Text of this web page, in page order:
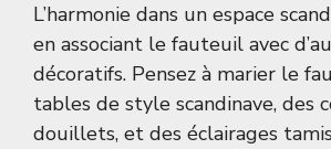
L’harmonie dans un espace
en associant le fauteuil avec
décoratifs. Pensez à marier le
tables de style scandinave, des
douillets, et des éclairages